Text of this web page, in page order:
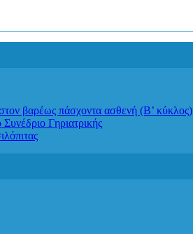
βαρέως πάσχοντα ασθενή (Β’ κύκλος)
Γηριατρικής